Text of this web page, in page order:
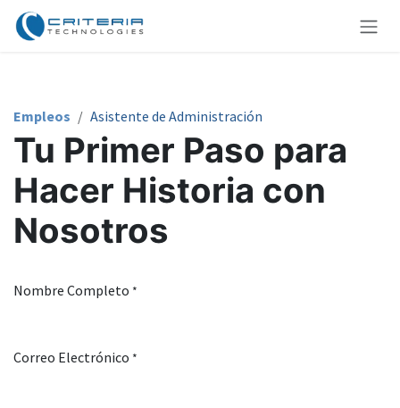
Ir al contenido
Empleos Asistente de Administración
Tu Primer Paso para
Hacer Historia con
Nosotros
Nombre Completo *
Correo Electrónico *